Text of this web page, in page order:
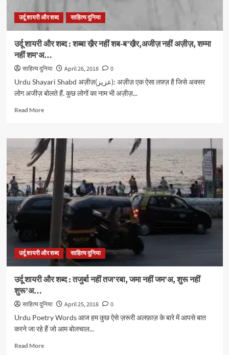
उर्दू शायरी और शब्द साहित्य दुनिया
उर्दू शायरी और शब्द : शब्बा खै़र नहीं शब-ब’खै़र,अजीज़ नहीं अज़ीज़, शम्मा
नहीं शम’अ…
साहित्य दुनिया April 26, 2018
0
Urdu Shayari Shabd अज़ीज़(عزیز): अज़ीज़ एक ऐसा लफ़्ज़ है जिसे अक्सर
लोग अजीज़ बोलते हैं. कुछ लोगों का नाम भी अज़ीज़...
Read MoreRead
उर्दू
शायरी
शब्द
:
शब्बा
खै़र
नहीं
अज़ीज़,
शम्मा
शम’अ…
उर्दू शायरी और शब्द साहित्य दुनिया
उर्दू शायरी और शब्द : तजुर्बा नहीं तज’रबा, जमा नहीं जम’अ, शुरू नहीं
शुरू’अ…
साहित्य दुनिया April 25, 2018
0
Urdu Poetry Words आज हम कुछ ऐसे ज़रूरी अलफ़ाज़ के बारे में आपसे बात
करने जा रहे हैं जो आम बोलचाल...
Read MoreRead